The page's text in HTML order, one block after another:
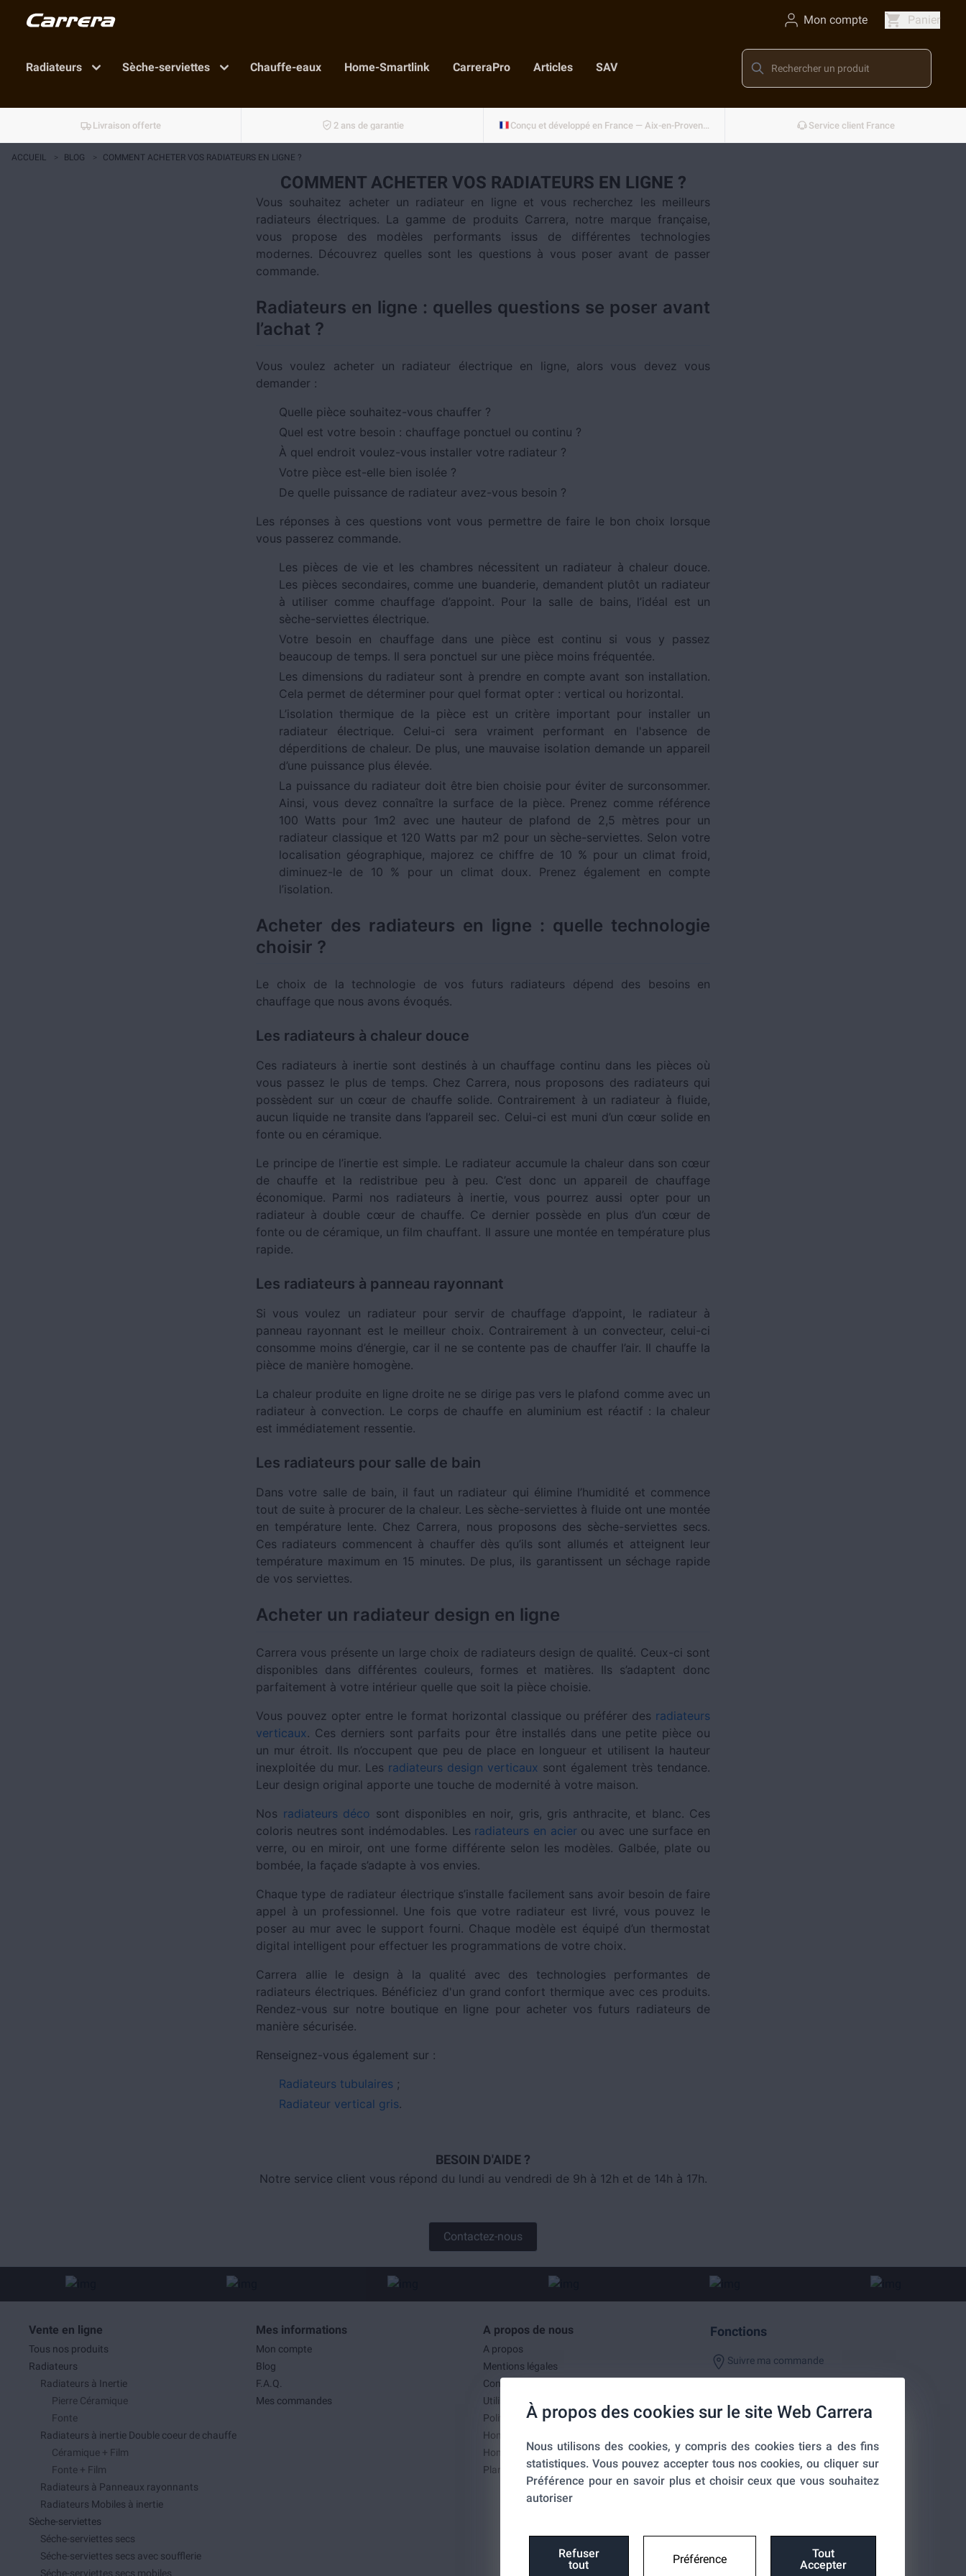
Mon compte Panier
Radiateurs Sèche-serviettes Chauffe-eaux Home-Smartlink CarreraPro Articles SAV
Livraison offerte 2 ans de garantie Conçu et développé en France — Aix-en-Provence Service client France
À propos des cookies sur le site Web Carrera
Nous utilisons des cookies, y compris des cookies tiers a des fins
statistiques. Vous pouvez accepter tous nos cookies, ou cliquer sur
Préférence pour en savoir plus et choisir ceux que vous souhaitez
autoriser
Refuser
tout
Préférence
Tout
Accepter
ACCUEIL > BLOG > COMMENT ACHETER VOS RADIATEURS EN LIGNE ?
COMMENT ACHETER VOS RADIATEURS EN LIGNE ?
Vous souhaitez acheter un radiateur en ligne et vous recherchez les meilleurs
radiateurs électriques. La gamme de produits Carrera, notre marque française,
vous propose des modèles performants issus de différentes technologies
modernes. Découvrez quelles sont les questions à vous poser avant de passer
commande.
Radiateurs en ligne : quelles questions se poser avant
l’achat ?
Vous voulez acheter un radiateur électrique en ligne, alors vous devez vous
demander :
Quelle pièce souhaitez-vous chauffer ?
Quel est votre besoin : chauffage ponctuel ou continu ?
À quel endroit voulez-vous installer votre radiateur ?
Votre pièce est-elle bien isolée ?
De quelle puissance de radiateur avez-vous besoin ?
Les réponses à ces questions vont vous permettre de faire le bon choix lorsque
vous passerez commande.
Les pièces de vie et les chambres nécessitent un radiateur à chaleur douce.
Les pièces secondaires, comme une buanderie, demandent plutôt un radiateur
à utiliser comme chauffage d’appoint. Pour la salle de bains, l’idéal est un
sèche-serviettes électrique.
Votre besoin en chauffage dans une pièce est continu si vous y passez
beaucoup de temps. Il sera ponctuel sur une pièce moins fréquentée.
Les dimensions du radiateur sont à prendre en compte avant son installation.
Cela permet de déterminer pour quel format opter : vertical ou horizontal.
L’isolation thermique de la pièce est un critère important pour installer un
radiateur électrique. Celui-ci sera vraiment performant en l'absence de
déperditions de chaleur. De plus, une mauvaise isolation demande un appareil
d’une puissance plus élevée.
La puissance du radiateur doit être bien choisie pour éviter de surconsommer.
Ainsi, vous devez connaître la surface de la pièce. Prenez comme référence
100 Watts pour 1m2 avec une hauteur de plafond de 2,5 mètres pour un
radiateur classique et 120 Watts par m2 pour un sèche-serviettes. Selon votre
localisation géographique, majorez ce chiffre de 10 % pour un climat froid,
diminuez-le de 10 % pour un climat doux. Prenez également en compte
l’isolation.
Acheter des radiateurs en ligne : quelle technologie
choisir ?
Le choix de la technologie de vos futurs radiateurs dépend des besoins en
chauffage que nous avons évoqués.
Les radiateurs à chaleur douce
Ces radiateurs à inertie sont destinés à un chauffage continu dans les pièces où
vous passez le plus de temps. Chez Carrera, nous proposons des radiateurs qui
possèdent sur un cœur de chauffe solide. Contrairement à un radiateur à fluide,
aucun liquide ne transite dans l’appareil sec. Celui-ci est muni d’un cœur solide en
fonte ou en céramique.
Le principe de l’inertie est simple. Le radiateur accumule la chaleur dans son cœur
de chauffe et la redistribue peu à peu. C’est donc un appareil de chauffage
économique. Parmi nos radiateurs à inertie, vous pourrez aussi opter pour un
radiateur à double cœur de chauffe. Ce dernier possède en plus d’un cœur de
fonte ou de céramique, un film chauffant. Il assure une montée en température plus
rapide.
Les radiateurs à panneau rayonnant
Si vous voulez un radiateur pour servir de chauffage d’appoint, le radiateur à
panneau rayonnant est le meilleur choix. Contrairement à un convecteur, celui-ci
consomme moins d’énergie, car il ne se contente pas de chauffer l’air. Il chauffe la
pièce de manière homogène.
La chaleur produite en ligne droite ne se dirige pas vers le plafond comme avec un
radiateur à convection. Le corps de chauffe en aluminium est réactif : la chaleur
est immédiatement ressentie.
Les radiateurs pour salle de bain
Dans votre salle de bain, il faut un radiateur qui élimine l’humidité et commence
tout de suite à procurer de la chaleur. Les sèche-serviettes à fluide ont une montée
en température lente. Chez Carrera, nous proposons des sèche-serviettes secs.
Ces radiateurs commencent à chauffer dès qu’ils sont allumés et atteignent leur
température maximum en 15 minutes. De plus, ils garantissent un séchage rapide
de vos serviettes.
Acheter un radiateur design en ligne
Carrera vous présente un large choix de radiateurs design de qualité. Ceux-ci sont
disponibles dans différentes couleurs, formes et matières. Ils s’adaptent donc
parfaitement à votre intérieur quelle que soit la pièce choisie.
Vous pouvez opter entre le format horizontal classique ou préférer des radiateurs
verticaux. Ces derniers sont parfaits pour être installés dans une petite pièce ou
un mur étroit. Ils n’occupent que peu de place en longueur et utilisent la hauteur
inexploitée du mur. Les radiateurs design verticaux sont également très tendance.
Leur design original apporte une touche de modernité à votre maison.
Nos radiateurs déco sont disponibles en noir, gris, gris anthracite, et blanc. Ces
coloris neutres sont indémodables. Les radiateurs en acierou avec une surface en
verre, ou en miroir, ont une forme différente selon les modèles. Galbée, plate ou
bombée, la façade s’adapte à vos envies.
Chaque type de radiateur électrique s’installe facilement sans avoir besoin de faire
appel à un professionnel. Une fois que votre radiateur est livré, vous pouvez le
poser au mur avec le support fourni. Chaque modèle est équipé d’un thermostat
digital intelligent pour effectuer les programmations de votre choix.
Carrera allie le design à la qualité avec des technologies performantes de
radiateurs électriques. Bénéficiez d'un grand confort thermique avec ces produits.
Rendez-vous sur notre boutique en ligne pour acheter vos futurs radiateurs de
manière sécurisée.
Renseignez-vous également sur :
Radiateurs tubulaires ;
Radiateur vertical gris.
BESOIN D'AIDE ?
Notre service client vous répond du lundi au vendredi de 9h à 12h et de 14h à 17h.
Contactez-nous
Vente en ligne
Tous nos produits
Radiateurs
Radiateurs à Inertie
Pierre Céramique
Fonte
Radiateurs à inertie Double coeur de chauffe
Céramique + Film
Fonte + Film
Radiateurs à Panneaux rayonnants
Radiateurs Mobiles à inertie
Sèche-serviettes
Séche-serviettes secs
Séche-serviettes secs avec soufflerie
Séche-serviettes secs mobiles
Mes informations
Mon compte
Blog
F.A.Q.
Mes commandes
A propos de nous
A propos
Mentions légales
Conditions générales de ventes
Utilisation des cookies
Politique de confidentialité
Home-SmartLink
Home-SmartLink : Politique de confidentialité
Plan du site
Fonctions
Suivre ma commande